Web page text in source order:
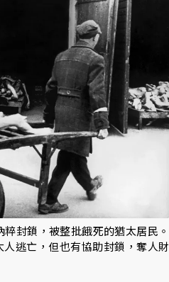
封鎖，被整批餓死的猶太居民。
逃亡，但也有協助封鎖，奪人財